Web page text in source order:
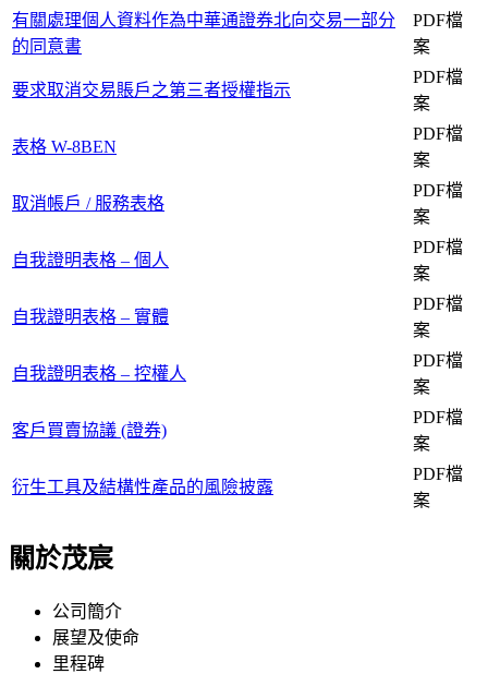
有關處理個人資料作為中華通證券北向交易一部分
的同意書
PDF檔
案
要求取消交易賬戶之第三者授權指示
PDF檔
案
表格 W-8BEN
PDF檔
案
取消帳戶 / 服務表格
PDF檔
案
自我證明表格 – 個人
PDF檔
案
自我證明表格 – 實體
PDF檔
案
自我證明表格 – 控權人
PDF檔
案
客戶買賣協議 (證券)
PDF檔
案
衍生工具及結構性產品的風險披露
PDF檔
案
關於茂宸
公司簡介
展望及使命
里程碑